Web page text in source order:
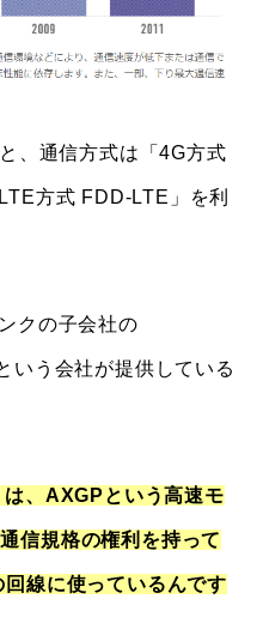
、通信方式は「4G方式
方式 FDD-LTE」を利
クの子会社の
いう会社が提供している
、AXGPという高速モ
信規格の権利を持って
線に使っているんです